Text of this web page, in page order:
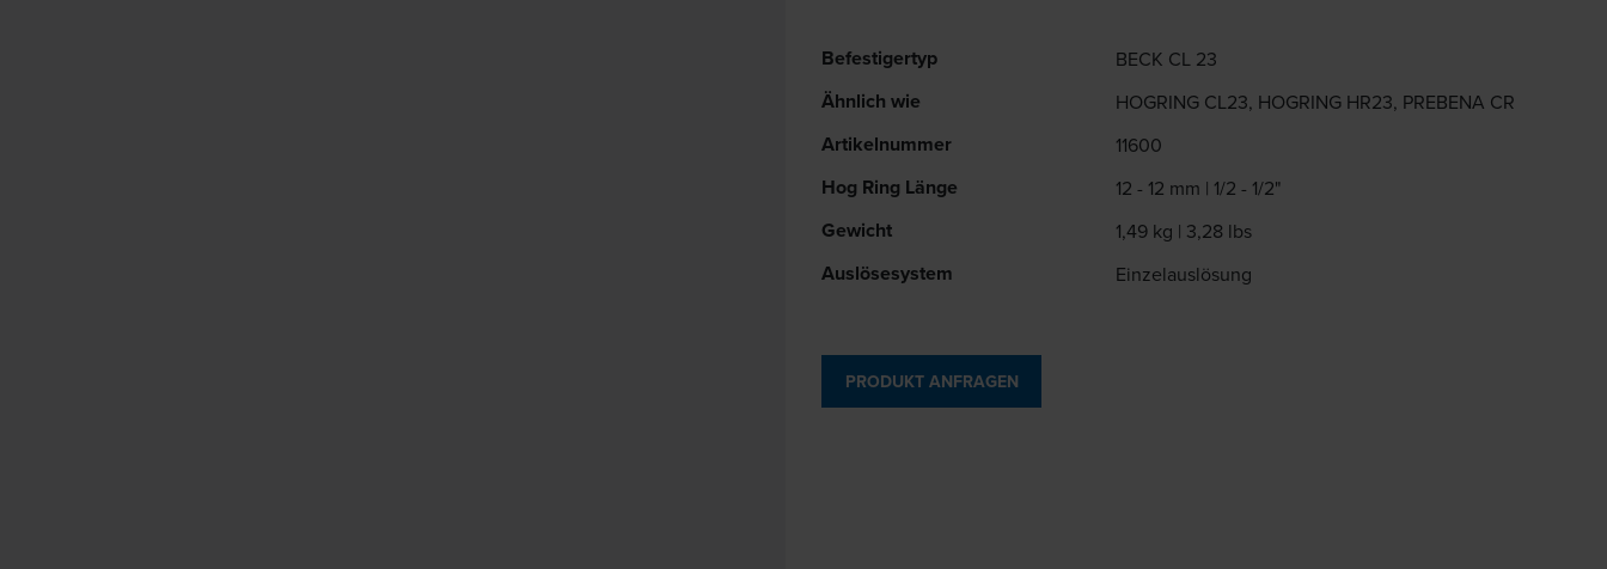
Befestigertyp BECK CL 23
Ähnlich wie HOGRING CL23, HOGRING HR23, PREBENA CR
Artikelnummer 11600
Hog Ring Länge 12 - 12 mm | 1/2 - 1/2"
Gewicht 1,49 kg | 3,28 lbs
Auslösesystem Einzelauslösung
PRODUKT ANFRAGEN